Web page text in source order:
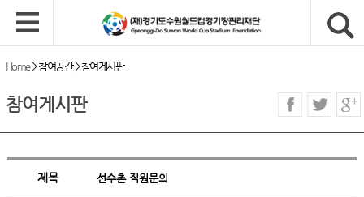
Home>참여공간>참여게시판
참여게시판
제목 선수촌 직원문의